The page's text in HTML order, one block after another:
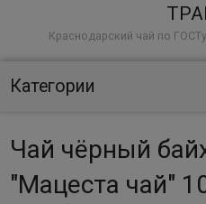
Краснодарский чай по
Категории
Чай чёрный
"Мацеста чай"